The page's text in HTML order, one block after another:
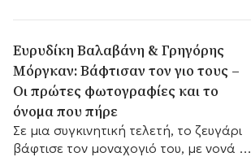
Ευρυδίκη Βαλαβάνη & Γρηγόρης
Μόργκαν: Βάφτισαν τον γιο τους –
Οι πρώτες φωτογραφίες και το
όνομα που πήρε
Σε μια συγκινητική τελετή, το ζευγάρι
βάφτισε τον μοναχογιό του, με νονά τη